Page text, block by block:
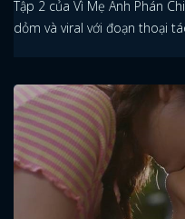
Tập 2 của Vì Mẹ Anh Phán
dỏm và viral với đoạn thoại